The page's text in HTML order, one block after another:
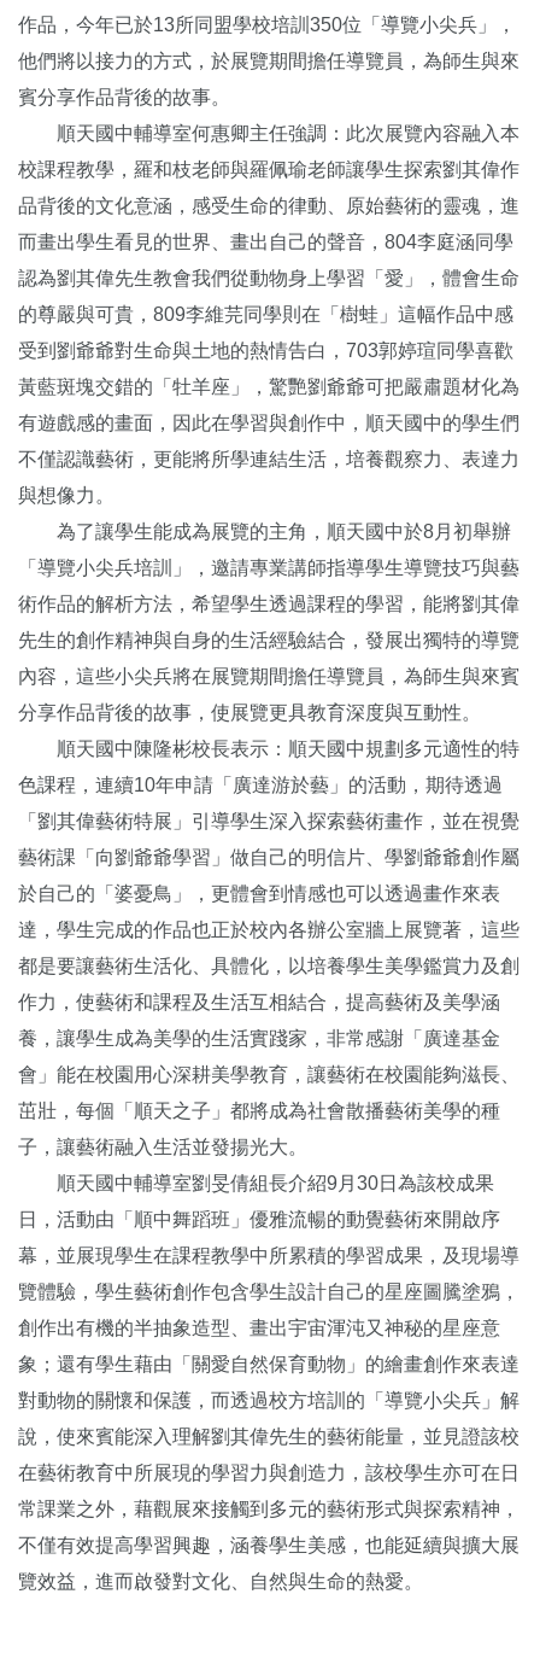
作品，今年已於13所同盟學校培訓350位「導覽小尖兵」，
他們將以接力的方式，於展覽期間擔任導覽員，為師生與來
賓分享作品背後的故事。
順天國中輔導室何惠卿主任強調：此次展覽內容融入本
校課程教學，羅和枝老師與羅佩瑜老師讓學生探索劉其偉作
品背後的文化意涵，感受生命的律動、原始藝術的靈魂，進
而畫出學生看見的世界、畫出自己的聲音，804李庭涵同學
認為劉其偉先生教會我們從動物身上學習「愛」，體會生命
的尊嚴與可貴，809李維芫同學則在「樹蛙」這幅作品中感
受到劉爺爺對生命與土地的熱情告白，703郭婷瑄同學喜歡
黃藍斑塊交錯的「牡羊座」，驚艷劉爺爺可把嚴肅題材化為
有遊戲感的畫面，因此在學習與創作中，順天國中的學生們
不僅認識藝術，更能將所學連結生活，培養觀察力、表達力
與想像力。
為了讓學生能成為展覽的主角，順天國中於8月初舉辦
「導覽小尖兵培訓」，邀請專業講師指導學生導覽技巧與藝
術作品的解析方法，希望學生透過課程的學習，能將劉其偉
先生的創作精神與自身的生活經驗結合，發展出獨特的導覽
內容，這些小尖兵將在展覽期間擔任導覽員，為師生與來賓
分享作品背後的故事，使展覽更具教育深度與互動性。
順天國中陳隆彬校長表示：順天國中規劃多元適性的特
色課程，連續10年申請「廣達游於藝」的活動，期待透過
「劉其偉藝術特展」引導學生深入探索藝術畫作，並在視覺
藝術課「向劉爺爺學習」做自己的明信片、學劉爺爺創作屬
於自己的「婆憂鳥」，更體會到情感也可以透過畫作來表
達，學生完成的作品也正於校內各辦公室牆上展覽著，這些
都是要讓藝術生活化、具體化，以培養學生美學鑑賞力及創
作力，使藝術和課程及生活互相結合，提高藝術及美學涵
養，讓學生成為美學的生活實踐家，非常感謝「廣達基金
會」能在校園用心深耕美學教育，讓藝術在校園能夠滋長、
茁壯，每個「順天之子」都將成為社會散播藝術美學的種
子，讓藝術融入生活並發揚光大。
順天國中輔導室劉旻倩組長介紹9月30日為該校成果
日，活動由「順中舞蹈班」優雅流暢的動覺藝術來開啟序
幕，並展現學生在課程教學中所累積的學習成果，及現場導
覽體驗，學生藝術創作包含學生設計自己的星座圖騰塗鴉，
創作出有機的半抽象造型、畫出宇宙渾沌又神秘的星座意
象；還有學生藉由「關愛自然保育動物」的繪畫創作來表達
對動物的關懷和保護，而透過校方培訓的「導覽小尖兵」解
說，使來賓能深入理解劉其偉先生的藝術能量，並見證該校
在藝術教育中所展現的學習力與創造力，該校學生亦可在日
常課業之外，藉觀展來接觸到多元的藝術形式與探索精神，
不僅有效提高學習興趣，涵養學生美感，也能延續與擴大展
覽效益，進而啟發對文化、自然與生命的熱愛。